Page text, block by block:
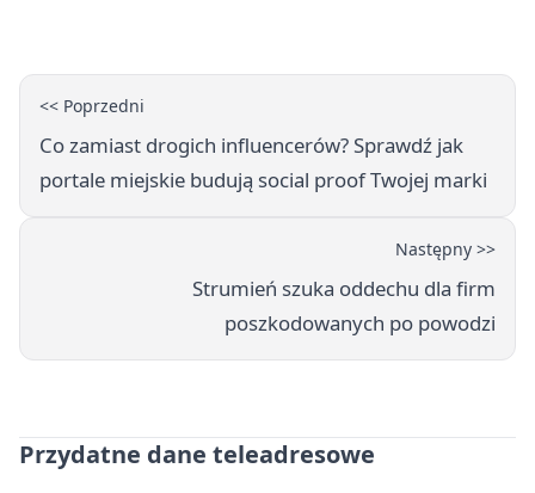
<< Poprzedni
Co zamiast drogich influencerów? Sprawdź jak
portale miejskie budują social proof Twojej marki
Następny >>
Strumień szuka oddechu dla firm
poszkodowanych po powodzi
Przydatne dane teleadresowe